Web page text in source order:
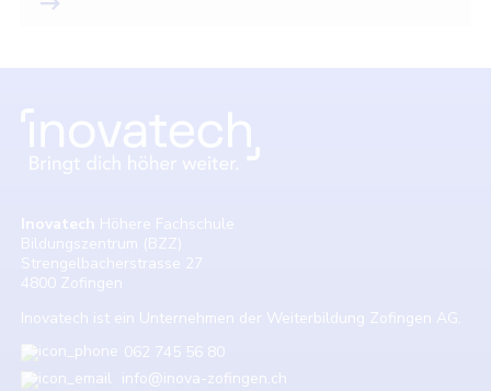
Inovatech Höhere Fachschule
Bildungszentrum (BZZ)
Strengelbacherstrasse 27
4800 Zofingen
Inovatech ist ein Unternehmen der Weiterbildung Zofingen AG.
062 745 56 80
info@inova-zofingen.ch